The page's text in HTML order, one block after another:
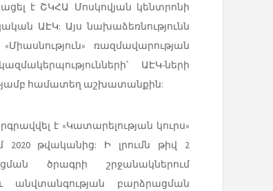
է ՇԿՀԱ Մոսկովյան կենտրոնի
ԱԷԿ: Այս նախաձեռնությունն
ռազմավարության
ԱԷԿ-ների
համատեղ աշխատանքին:
է «Կատարելության կուրս»
2020 թվականից: Ի լրումն թիվ 2
ծրագրի շրջանակներում
անվտանգության բարձրացման